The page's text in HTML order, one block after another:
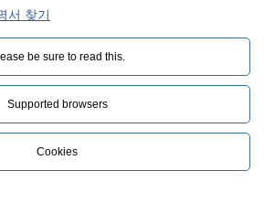
서 찾기
be sure to read this.‎
Supported browsers
Cookies